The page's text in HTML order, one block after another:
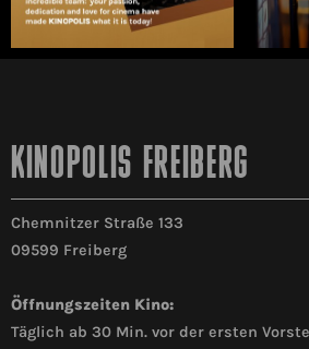
KINOPOLIS FREIBERG
Chemnitzer Straße 133
09599 Freiberg
Öffnungszeiten Kino:
Täglich ab 30 Min. vor der ersten